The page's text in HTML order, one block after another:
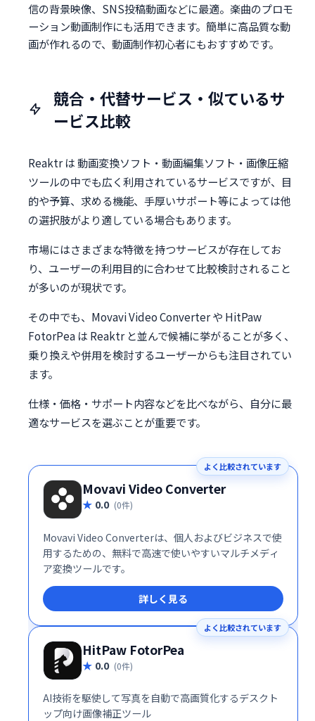
信の背景映像、SNS投稿動画などに最適。楽曲のプロモ
ーション動画制作にも活用できます。簡単に高品質な動
画が作れるので、動画制作初心者にもおすすめです。
競合・代替サービス・似ているサ
ービス比較
Reaktr は 動画変換ソフト・動画編集ソフト・画像圧縮
ツールの中でも広く利用されているサービスですが、目
的や予算、求める機能、手厚いサポート等によっては他
の選択肢がより適している場合もあります。
市場にはさまざまな特徴を持つサービスが存在してお
り、ユーザーの利用目的に合わせて比較検討されること
が多いのが現状です。
その中でも、Movavi Video Converter や HitPaw
FotorPea は Reaktr と並んで候補に挙がることが多く、
乗り換えや併用を検討するユーザーからも注目されてい
ます。
仕様・価格・サポート内容などを比べながら、自分に最
適なサービスを選ぶことが重要です。
よく比較されています
Movavi Video Converter
0.0 (0件)
Movavi Video Converterは、個人およびビジネスで使
用するための、無料で高速で使いやすいマルチメディ
ア変換ツールです。
詳しく見る
よく比較されています
HitPaw FotorPea
0.0 (0件)
AI技術を駆使して写真を自動で高画質化するデスクト
ップ向け画像補正ツール